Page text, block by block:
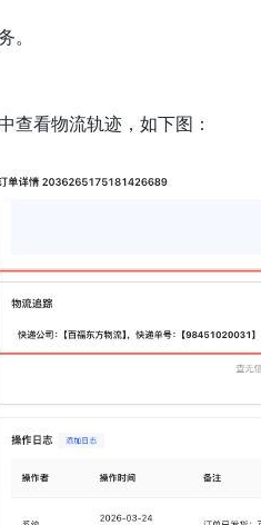
。
查看物流轨迹，如下图：